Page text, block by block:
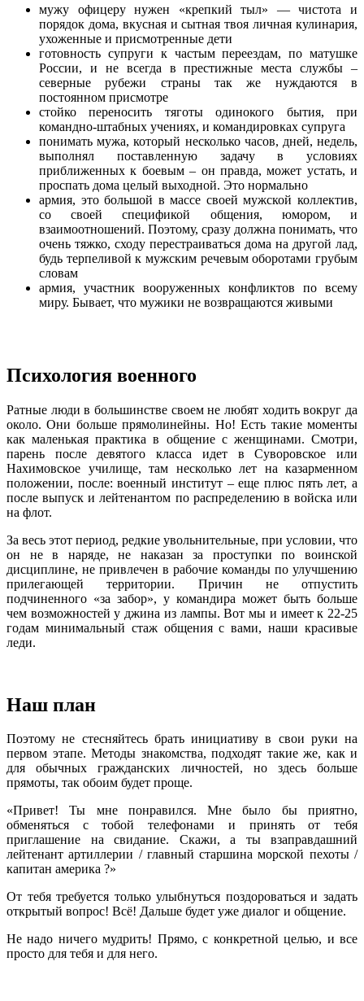
мужу офицеру нужен «крепкий тыл» — чистота и
порядок дома, вкусная и сытная твоя личная кулинария,
ухоженные и присмотренные дети
готовность супруги к частым переездам, по матушке
России, и не всегда в престижные места службы –
северные рубежи страны так же нуждаются в
постоянном присмотре
стойко переносить тяготы одинокого бытия, при
командно-штабных учениях, и командировках супруга
понимать мужа, который несколько часов, дней, недель,
выполнял поставленную задачу в условиях
приближенных к боевым – он правда, может устать, и
проспать дома целый выходной. Это нормально
армия, это большой в массе своей мужской коллектив,
со своей спецификой общения, юмором, и
взаимоотношений. Поэтому, сразу должна понимать, что
очень тяжко, сходу перестраиваться дома на другой лад,
будь терпеливой к мужским речевым оборотами грубым
словам
армия, участник вооруженных конфликтов по всему
миру. Бывает, что мужики не возвращаются живыми
Психология военного
Ратные люди в большинстве своем не любят ходить вокруг да
около. Они больше прямолинейны. Но! Есть такие моменты
как маленькая практика в общение с женщинами. Смотри,
парень после девятого класса идет в Суворовское или
Нахимовское училище, там несколько лет на казарменном
положении, после: военный институт – еще плюс пять лет, а
после выпуск и лейтенантом по распределению в войска или
на флот.
За весь этот период, редкие увольнительные, при условии, что
он не в наряде, не наказан за проступки по воинской
дисциплине, не привлечен в рабочие команды по улучшению
прилегающей территории. Причин не отпустить
подчиненного «за забор», у командира может быть больше
чем возможностей у джина из лампы. Вот мы и имеет к 22-25
годам минимальный стаж общения с вами, наши красивые
леди.
Наш план
Поэтому не стесняйтесь брать инициативу в свои руки на
первом этапе. Методы знакомства, подходят такие же, как и
для обычных гражданских личностей, но здесь больше
прямоты, так обоим будет проще.
«Привет! Ты мне понравился. Мне было бы приятно,
обменяться с тобой телефонами и принять от тебя
приглашение на свидание. Скажи, а ты взаправдашний
лейтенант артиллерии / главный старшина морской пехоты /
капитан америка ?»
От тебя требуется только улыбнуться поздороваться и задать
открытый вопрос! Всё! Дальше будет уже диалог и общение.
Не надо ничего мудрить! Прямо, с конкретной целью, и все
просто для тебя и для него.